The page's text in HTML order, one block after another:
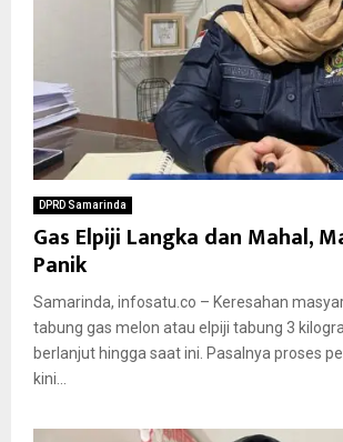
DPRD Samarinda
Gas Elpiji Langka dan Mahal,
Panik
Samarinda, infosatu.co – Keresahan
tabung gas melon atau elpiji tabung 3
berlanjut hingga saat ini. Pasalnya proses
kini...